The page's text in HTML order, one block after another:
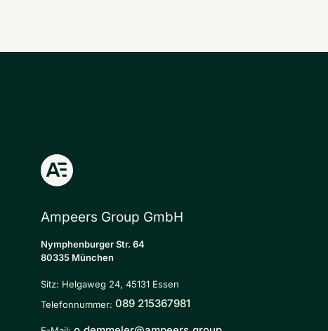
Ampeers Group GmbH
Nymphenburger Str. 64
80335 München
Sitz: Helgaweg 24, 45131 Essen
Telefonnummer: 089 215367981